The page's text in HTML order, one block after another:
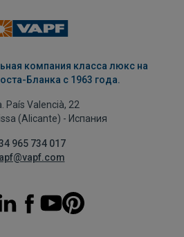
компания класса люкс на
Бланка с 1963 года.
País Valencià, 22
(Alicante) - Испания
965 734 017